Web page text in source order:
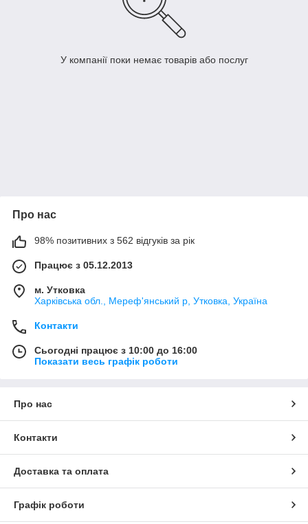
У компанії поки немає товарів або послуг
Про нас
98% позитивних з 562 відгуків за рік
Працює з 05.12.2013
м. Утковка
Харківська обл., Мереф'янський р, Утковка, Україна
Контакти
Сьогодні працює з 10:00 до 16:00
Показати весь графік роботи
Про нас
Контакти
Доставка та оплата
Графік роботи